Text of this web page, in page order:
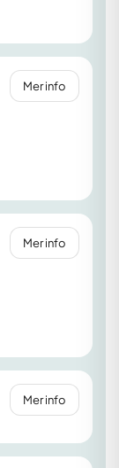
Mer info
Mer info
Mer info